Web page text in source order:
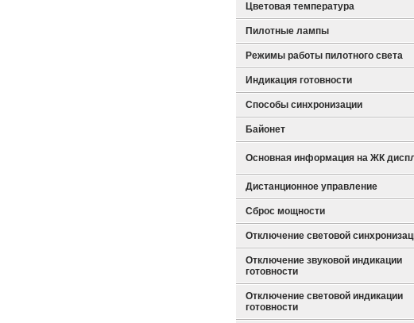
Цветовая температура
Пилотные лампы
Режимы работы пилотного света
Индикация готовности
Способы синхронизации
Байонет
Основная информация на ЖК
Дистанционное управление
Cброс мощности
Отключение световой
Отключение звуковой индикации
готовности
Отключение световой индикации
готовности